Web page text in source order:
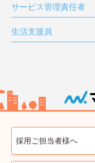
サービス管理責任者
生活支援員
採用ご担当者様へ